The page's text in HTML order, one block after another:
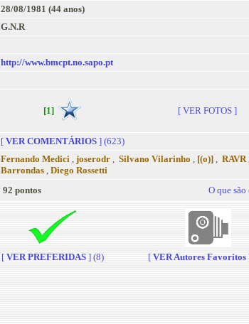
28/08/1981 (44 anos)
G.N.R
http://www.bmcpt.no.sapo.pt
[1] [ VER FOTOS ]
[VER COMENTÁRIOS ] (623)
Fernando Medici , joserodr , Silvano Vilarinho , [(o)] , RAVR
Barrondas , Diego Rossetti
92 pontos O que são
[ VER PREFERIDAS ] (8) [ VER Autores Favoritos